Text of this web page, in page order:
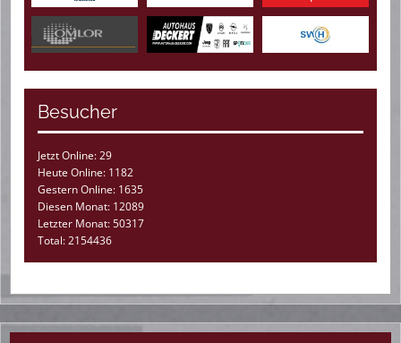
Besucher
Jetzt Online: 29
Heute Online: 1182
Gestern Online: 1635
Diesen Monat: 12089
Letzter Monat: 50317
Total: 2154436